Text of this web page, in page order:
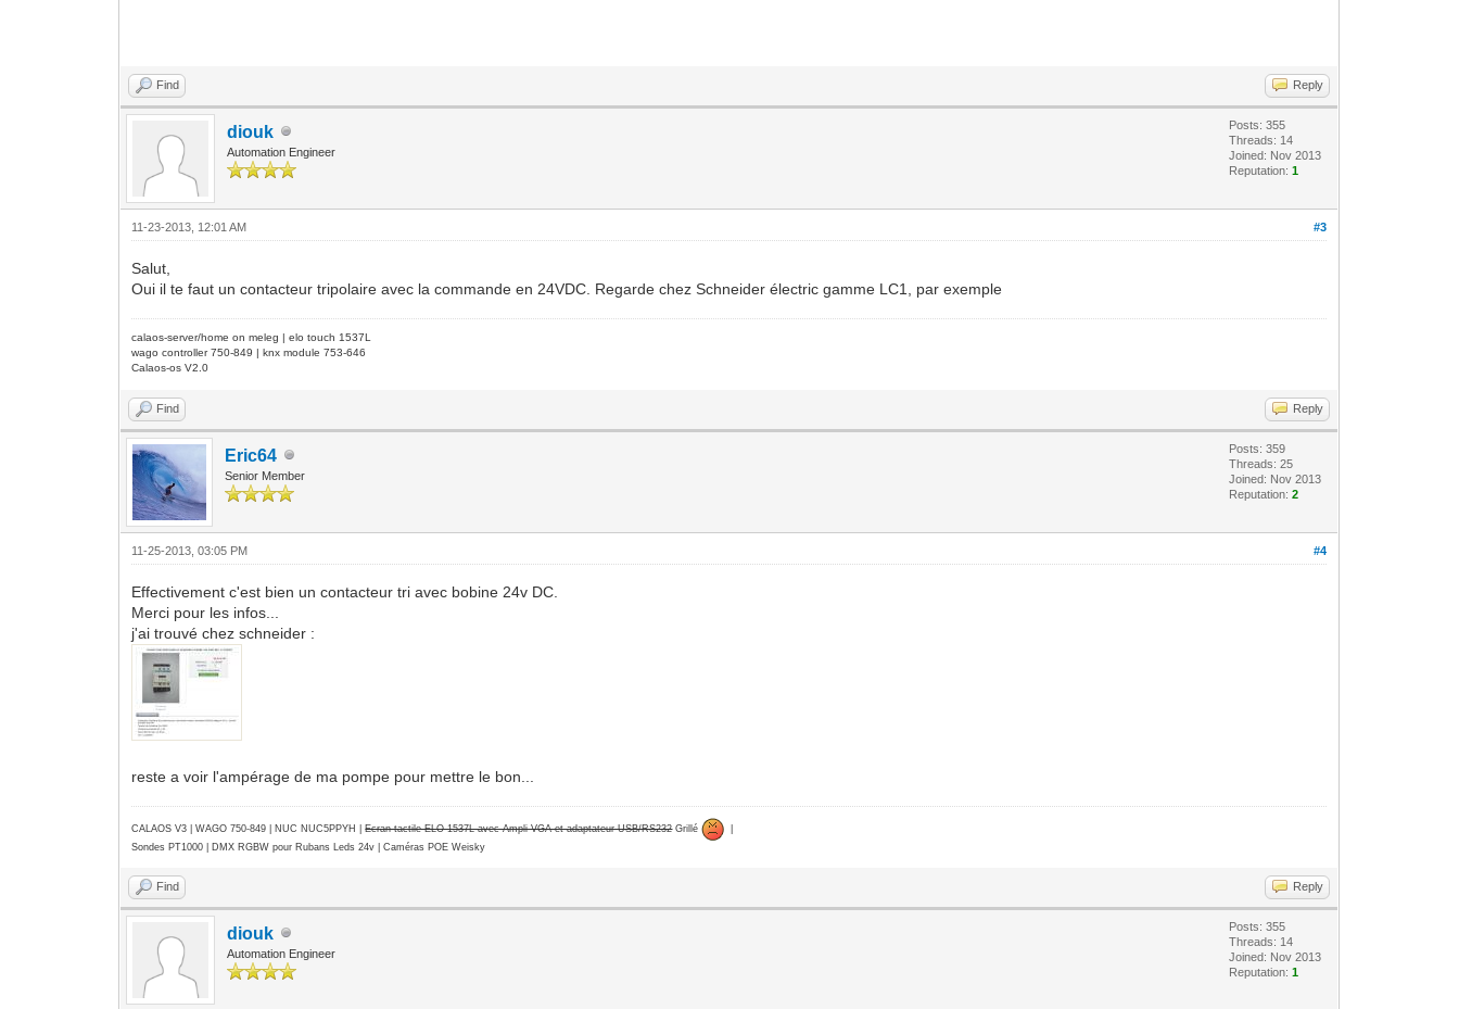
Find Reply
diouk
Automation Engineer
Posts: 355
Threads: 14
Joined: Nov 2013
Reputation:1
#3
11-23-2013, 12:01 AM
Salut,
Oui il te faut un contacteur tripolaire avec la commande en 24VDC. Regarde chez Schneider électric gamme LC1, par exemple
calaos-server/home on meleg | elo touch 1537L
wago controller 750-849 | knx module 753-646
Calaos-os V2.0
Find Reply
Eric64
Senior Member
Posts: 359
Threads: 25
Joined: Nov 2013
Reputation:2
#4
11-25-2013, 03:05 PM
Effectivement c'est bien un contacteur tri avec bobine 24v DC.
Merci pour les infos...
j'ai trouvé chez schneider :
reste a voir l'ampérage de ma pompe pour mettre le bon...
CALAOS V3 | WAGO 750-849 | NUC NUC5PPYH |Ecran tactile ELO 1537L avec Ampli VGA et adaptateur USB/RS232Grillé
Sondes PT1000 | DMX RGBW pour Rubans Leds 24v | Caméras POE Weisky
Find Reply
diouk
Automation Engineer
Posts: 355
Threads: 14
Joined: Nov 2013
Reputation:1